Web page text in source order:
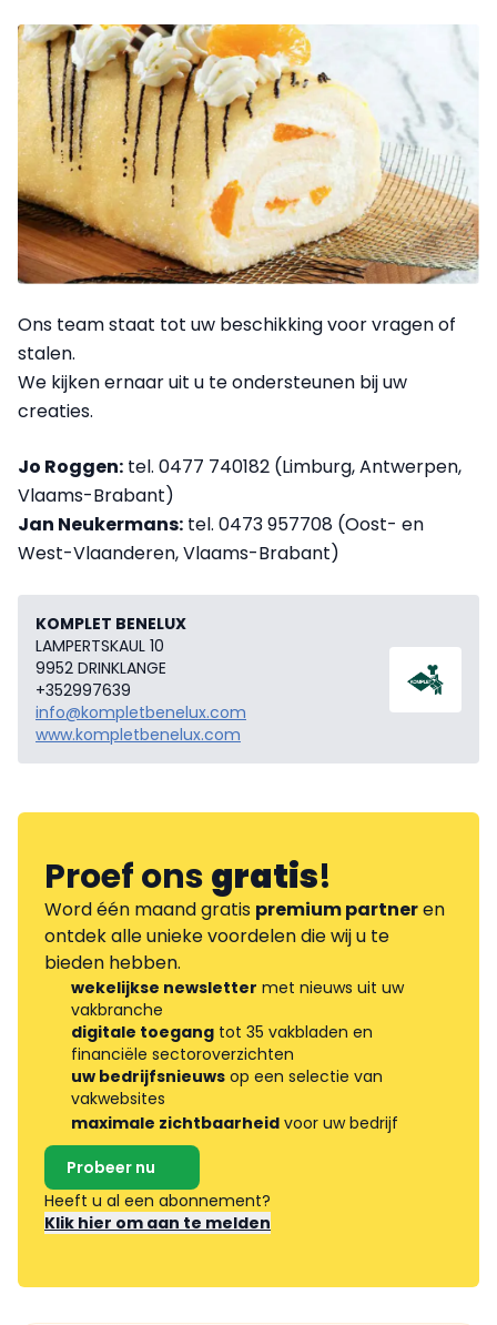
Ons team staat tot uw beschikking voor vragen of
stalen.
We kijken ernaar uit u te ondersteunen bij uw
creaties.
Jo Roggen: tel. 0477 740182 (Limburg, Antwerpen,
Vlaams-Brabant)
Jan Neukermans: tel. 0473 957708 (Oost- en
West-Vlaanderen, Vlaams-Brabant)
KOMPLET BENELUX
LAMPERTSKAUL 10
9952 DRINKLANGE
+352997639
info@kompletbenelux.com
www.kompletbenelux.com
Proef onsgratis!
Word één maand gratis premium partneren
ontdek alle unieke voordelen die wij u te
bieden hebben.
wekelijkse newsletter met nieuws uit uw
vakbranche
digitale toegang tot 35 vakbladen en
financiële sectoroverzichten
uw bedrijfsnieuws op een selectie van
vakwebsites
maximale zichtbaarheid voor uw bedrijf
Probeer nu
Heeft u al een abonnement?
Klik hier om aan te melden